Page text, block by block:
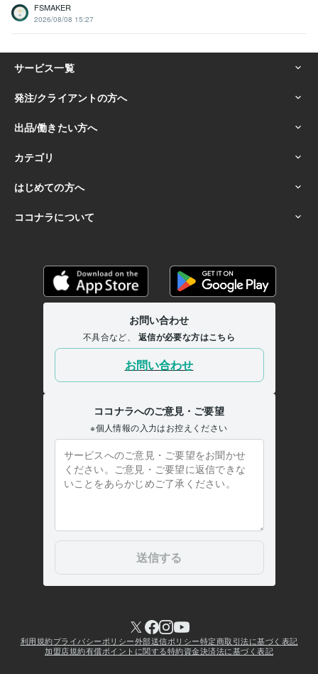
FSMAKER
2026/08/08 15:27